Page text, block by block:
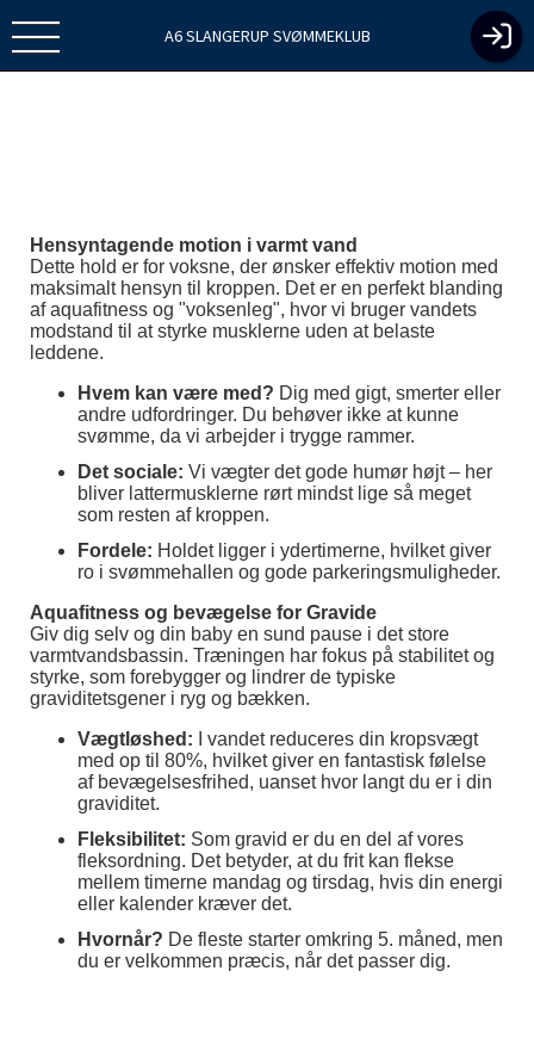
A6 SLANGERUP SVØMMEKLUB
Hensyntagende motion i varmt vand
Dette hold er for voksne, der ønsker effektiv motion med
maksimalt hensyn til kroppen. Det er en perfekt blanding
af aquafitness og "voksenleg", hvor vi bruger vandets
modstand til at styrke musklerne uden at belaste
leddene.
Hvem kan være med? Dig med gigt, smerter eller
andre udfordringer. Du behøver ikke at kunne
svømme, da vi arbejder i trygge rammer.
Det sociale: Vi vægter det gode humør højt – her
bliver lattermusklerne rørt mindst lige så meget
som resten af kroppen.
Fordele: Holdet ligger i ydertimerne, hvilket giver
ro i svømmehallen og gode parkeringsmuligheder.
Aquafitness og bevægelse for Gravide
Giv dig selv og din baby en sund pause i det store
varmtvandsbassin. Træningen har fokus på stabilitet og
styrke, som forebygger og lindrer de typiske
graviditetsgener i ryg og bækken.
Vægtløshed: I vandet reduceres din kropsvægt
med op til 80%, hvilket giver en fantastisk følelse
af bevægelsesfrihed, uanset hvor langt du er i din
graviditet.
Fleksibilitet: Som gravid er du en del af vores
fleksordning. Det betyder, at du frit kan flekse
mellem timerne mandag og tirsdag, hvis din energi
eller kalender kræver det.
Hvornår? De fleste starter omkring 5. måned, men
du er velkommen præcis, når det passer dig.